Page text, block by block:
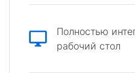
Полностью
рабочий стол